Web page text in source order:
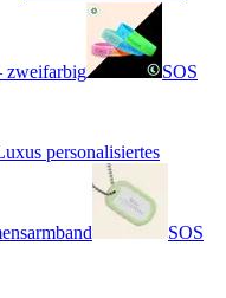
zweifarbig SOS
personalisiertes
SOS